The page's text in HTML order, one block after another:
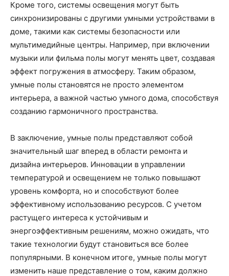
Кроме того, системы освещения могут быть
синхронизированы с другими умными устройствами в
доме, такими как системы безопасности или
мультимедийные центры. Например, при включении
музыки или фильма полы могут менять цвет, создавая
эффект погружения в атмосферу. Таким образом,
умные полы становятся не просто элементом
интерьера, а важной частью умного дома, способствуя
созданию гармоничного пространства.
В заключение, умные полы представляют собой
значительный шаг вперед в области ремонта и
дизайна интерьеров. Инновации в управлении
температурой и освещением не только повышают
уровень комфорта, но и способствуют более
эффективному использованию ресурсов. С учетом
растущего интереса к устойчивым и
энергоэффективным решениям, можно ожидать, что
такие технологии будут становиться все более
популярными. В конечном итоге, умные полы могут
изменить наше представление о том, каким должно